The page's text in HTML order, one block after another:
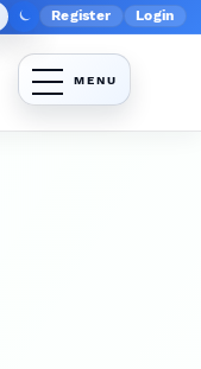
Admin
Register Login